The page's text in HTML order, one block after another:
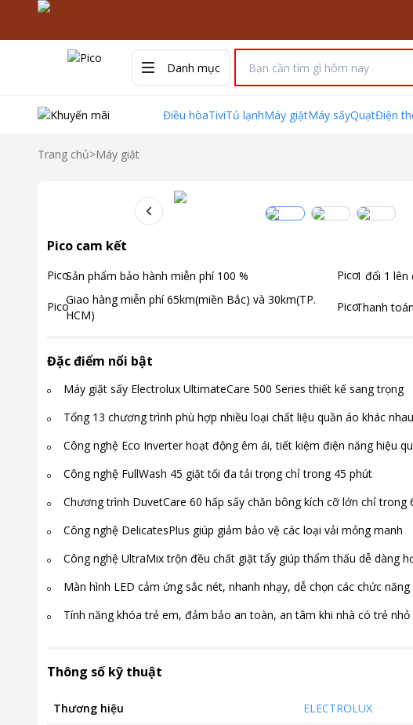
Danh mục
Điều hòaTiviTủ lạnhMáy giặtMáy sấyQuạtĐiện
Trang chủ>Máy giặt
Pico cam kết
Sản phẩm bảo hành miễn phí 100 % 1 đổi 1
Giao hàng miễn phí 65km(miền Bắc) và 30km(TP.
HCM)
Thanh toán
Đặc điểm nổi bật
Máy giặt sấy Electrolux UltimateCare 500 Series thiết kế sang trọng
Tổng 13 chương trình phù hợp nhiều loại chất liệu quần áo khác nhau
Công nghệ Eco Inverter hoạt động êm ái, tiết kiệm điện năng hiệu
Công nghệ FullWash 45 giặt tối đa tải trọng chỉ trong 45 phút
Chương trình DuvetCare 60 hấp sấy chăn bông kích cỡ lớn chỉ trong
Công nghệ DelicatesPlus giúp giảm bảo vệ các loại vải mỏng manh
Công nghệ UltraMix trộn đều chất giặt tẩy giúp thẩm thấu dễ dàng
Màn hình LED cảm ứng sắc nét, nhanh nhạy, dễ chọn các chức năng
Tính năng khóa trẻ em, đảm bảo an toàn, an tâm khi nhà có trẻ nhỏ
Thông số kỹ thuật
Thương hiệu
ELECTROLUX